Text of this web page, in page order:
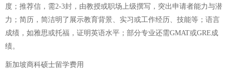
度；推荐信，需2-3封，由教授或职场上级撰写，突出申请者能力与潜
力；简历，简洁明了展示教育背景、实习或工作经历、技能等；语言
成绩，如雅思或托福，证明英语水平；部分专业还需GMAT或GRE成
绩。
新加坡商科硕士留学费用